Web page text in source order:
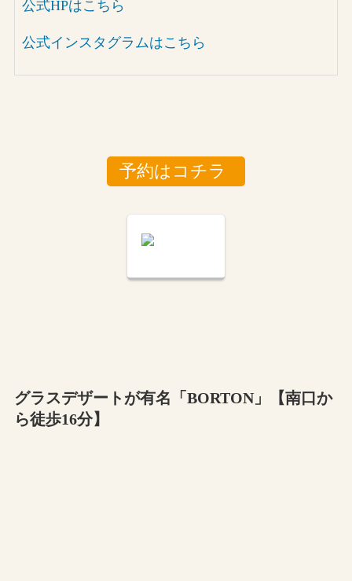
公式HPはこちら
公式インスタグラムはこちら
予約はコチラ
グラスデザートが有名「BORTON」【南口か
ら徒歩16分】